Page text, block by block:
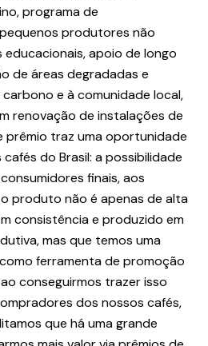
programa de
produtores não
apoio de longo
de áreas degradadas e
e à comunidade local,
renovação de instalações de
prêmio traz uma oportunidade
do Brasil: a possibilidade
finais, aos
produto não é apenas de alta
consistência e produzido em
mas que temos uma
ferramenta de promoção
conseguirmos trazer isso
dos nossos cafés,
que há uma grande